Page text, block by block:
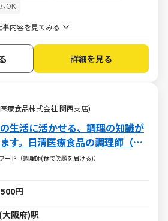
OK
事内容を見てみる
詳細を見る
療食品株式会社 関西支店)
生活に活かせる、調理の知識が
す。日清医療食品の調理師（パ
アルバイト求人）
ード（調理師(食で笑顔を届ける)）
円
阪府)駅